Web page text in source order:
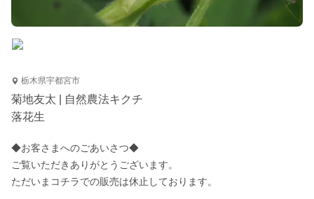
栃木県宇都宮市
菊地友太 | 自然農法キクチ
落花生
◆お客さまへのごあいさつ◆
ご覧いただきありがとうございます。